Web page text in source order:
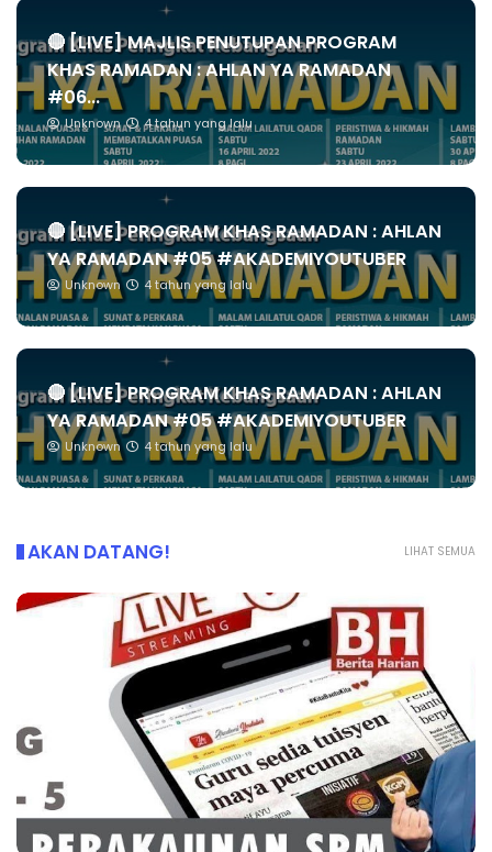
🔴 [LIVE] MAJLIS PENUTUPAN PROGRAM
KHAS RAMADAN : AHLAN YA RAMADAN
#06...
Unknown 4 tahun yang lalu
🔴 [LIVE] PROGRAM KHAS RAMADAN : AHLAN
YA RAMADAN #05 #AKADEMIYOUTUBER
Unknown 4 tahun yang lalu
🔴 [LIVE] PROGRAM KHAS RAMADAN : AHLAN
YA RAMADAN #05 #AKADEMIYOUTUBER
Unknown 4 tahun yang lalu
LIHAT SEMUA
AKAN DATANG!